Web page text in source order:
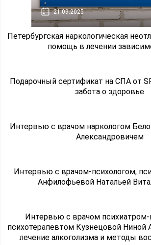
21.09.2025
Петербургская наркологическая
помощь в лечении
Подарочный сертификат на СПА от
забота о здоровье
Интервью с врачом наркологом
Александровичем
Интервью с врачом-психологом,
Анфилофьевой Натальей
Интервью с врачом психиатром-
психотерапевтом Кузнецовой Ниной
лечение алкоголизма и методы